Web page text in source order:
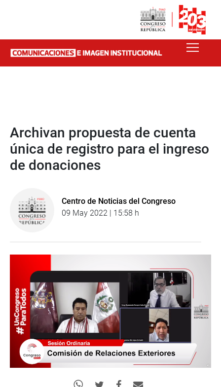
Archivan propuesta de cuenta
única de registro para el ingreso
de donaciones
Centro de Noticias del Congreso
09 May 2022 | 15:58 h